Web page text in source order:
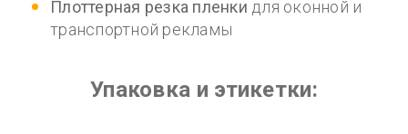
Плоттерная резка пленки для оконной и
транспортной рекламы
Упаковка и этикетки: